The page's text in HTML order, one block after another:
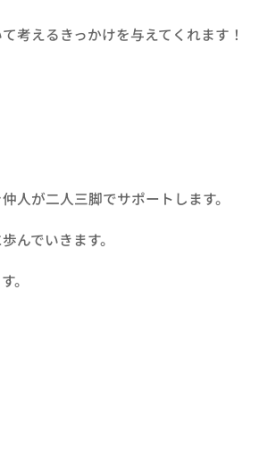
考えるきっかけを与えてくれます！
人が二人三脚でサポートします。
んでいきます。
。